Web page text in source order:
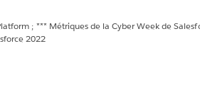
; *** Métriques de la Cyber Week de
2022